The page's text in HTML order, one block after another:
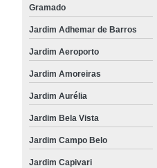
Gramado
Jardim Adhemar de Barros
Jardim Aeroporto
Jardim Amoreiras
Jardim Aurélia
Jardim Bela Vista
Jardim Campo Belo
Jardim Capivari